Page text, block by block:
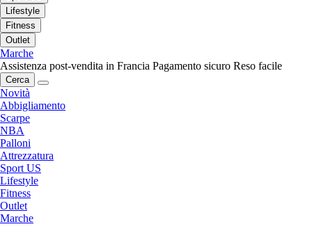
Lifestyle
Fitness
Outlet
Marche
Assistenza post-vendita in Francia Pagamento sicuro Reso facile
Cerca
Novità
Abbigliamento
Scarpe
NBA
Palloni
Attrezzatura
Sport US
Lifestyle
Fitness
Outlet
Marche